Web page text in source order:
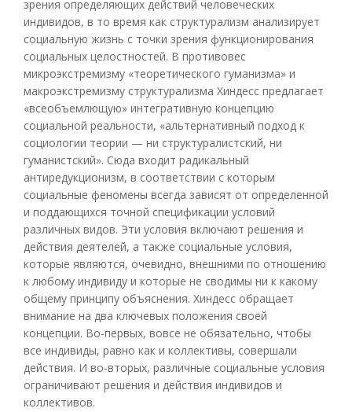
зрения определяющих действий человеческих
индивидов, в то время как структурализм анализирует
социальную жизнь с точки зрения функционирования
социальных целостностей. В противовес
микроэкстремизму «теоретического гуманизма» и
макроэкстремизму структурализма Хиндесс предлагает
«всеобъемлющую» интегративную концепцию
социальной реальности, «альтернативный подход к
социологии теории — ни структуралистский, ни
гуманистский». Сюда входит радикальный
антиредукционизм, в соответствии с которым
социальные феномены всегда зависят от определенной
и поддающихся точной спецификации условий
различных видов. Эти условия включают решения и
действия деятелей, а также социальные условия,
которые являются, очевидно, внешними по отношению
к любому индивиду и которые не сводимы ни к какому
общему принципу объяснения. Хиндесс обращает
внимание на два ключевых положения своей
концепции. Во-первых, вовсе не обязательно, чтобы
все индивиды, равно как и коллективы, совершали
действия. И во-вторых, различные социальные условия
ограничивают решения и действия индивидов и
коллективов.